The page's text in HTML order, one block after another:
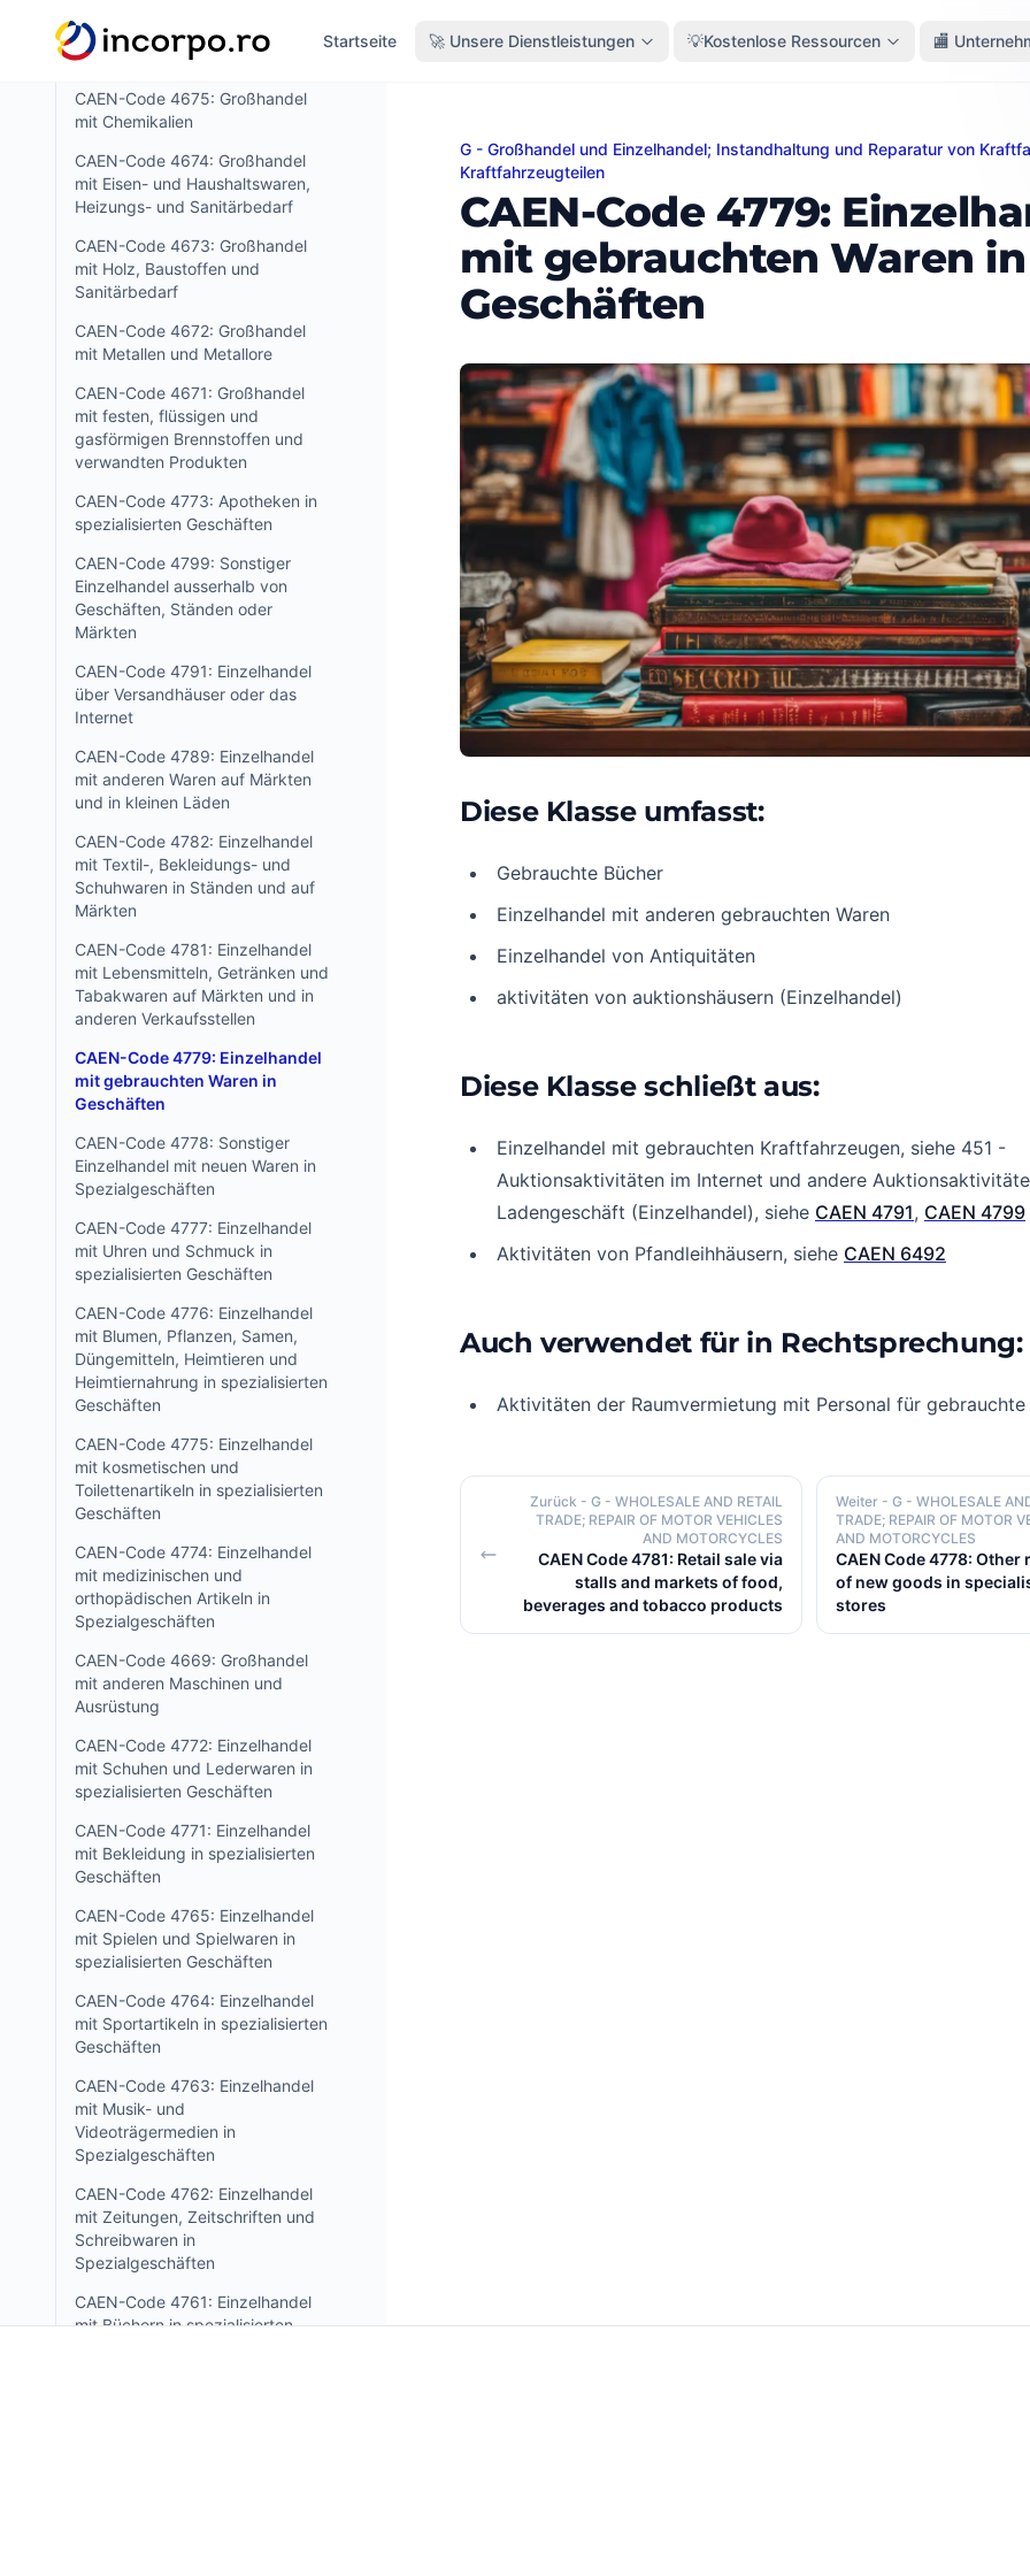
springen
Startseite 🚀 Unsere Dienstleistungen 💡Kostenlose Ressourcen 🏬
CAEN-Code 4676: Großhandel
mit anderen Zwischenprodukten
CAEN-Code 4675: Großhandel
mit Chemikalien
CAEN-Code 4674: Großhandel
mit Eisen- und Haushaltswaren,
Heizungs- und Sanitärbedarf
CAEN-Code 4673: Großhandel
mit Holz, Baustoffen und
Sanitärbedarf
CAEN-Code 4672: Großhandel
mit Metallen und Metallore
CAEN-Code 4671: Großhandel
mit festen, flüssigen und
gasförmigen Brennstoffen und
verwandten Produkten
CAEN-Code 4773: Apotheken in
spezialisierten Geschäften
CAEN-Code 4799: Sonstiger
Einzelhandel ausserhalb von
Geschäften, Ständen oder
Märkten
CAEN-Code 4791: Einzelhandel
über Versandhäuser oder das
Internet
CAEN-Code 4789: Einzelhandel
mit anderen Waren auf Märkten
und in kleinen Läden
CAEN-Code 4782: Einzelhandel
mit Textil-, Bekleidungs- und
Schuhwaren in Ständen und auf
Märkten
CAEN-Code 4781: Einzelhandel
mit Lebensmitteln, Getränken und
Tabakwaren auf Märkten und in
anderen Verkaufsstellen
CAEN-Code 4779: Einzelhandel
mit gebrauchten Waren in
Geschäften
CAEN-Code 4778: Sonstiger
Einzelhandel mit neuen Waren in
Spezialgeschäften
CAEN-Code 4777: Einzelhandel
mit Uhren und Schmuck in
spezialisierten Geschäften
CAEN-Code 4776: Einzelhandel
mit Blumen, Pflanzen, Samen,
Düngemitteln, Heimtieren und
Heimtiernahrung in spezialisierten
Geschäften
CAEN-Code 4775: Einzelhandel
mit kosmetischen und
Toilettenartikeln in spezialisierten
Geschäften
CAEN-Code 4774: Einzelhandel
mit medizinischen und
orthopädischen Artikeln in
Spezialgeschäften
CAEN-Code 4669: Großhandel
mit anderen Maschinen und
Ausrüstung
CAEN-Code 4772: Einzelhandel
mit Schuhen und Lederwaren in
spezialisierten Geschäften
CAEN-Code 4771: Einzelhandel
mit Bekleidung in spezialisierten
Geschäften
CAEN-Code 4765: Einzelhandel
mit Spielen und Spielwaren in
spezialisierten Geschäften
CAEN-Code 4764: Einzelhandel
mit Sportartikeln in spezialisierten
Geschäften
CAEN-Code 4763: Einzelhandel
mit Musik- und
Videoträgermedien in
Spezialgeschäften
CAEN-Code 4762: Einzelhandel
mit Zeitungen, Zeitschriften und
Schreibwaren in
Spezialgeschäften
CAEN-Code 4761: Einzelhandel
mit Büchern in spezialisierten
CAEN-Code 4779: Einzelhandel mit gebrauchten Waren in
G - Großhandel und Einzelhandel; Instandhaltung und Reparatur von
Kraftfahrzeugteilen
CAEN-Code 4779:
mit gebrauchten Waren in
Geschäften
Diese Klasse umfasst:
Gebrauchte Bücher
Einzelhandel mit anderen gebrauchten Waren
Einzelhandel von Antiquitäten
aktivitäten von auktionshäusern (Einzelhandel)
Diese Klasse schließt aus:
Einzelhandel mit gebrauchten Kraftfahrzeugen, siehe 451 -
Auktionsaktivitäten im Internet und andere
Ladengeschäft (Einzelhandel), siehe CAEN 4791, CAEN 4799
Aktivitäten von Pfandleihhäusern, siehe CAEN 6492
Auch verwendet für in Rechtsprechung:
Aktivitäten der Raumvermietung mit Personal für gebrauchte
Zurück - G - WHOLESALE AND RETAIL
TRADE; REPAIR OF MOTOR VEHICLES
AND MOTORCYCLES
CAEN Code 4781: Retail sale via
stalls and markets of food,
beverages and tobacco products
Weiter - G - WHOLESALE
TRADE; REPAIR OF MOTOR
AND MOTORCYCLES
CAEN Code 4778: Other
of new goods in
stores